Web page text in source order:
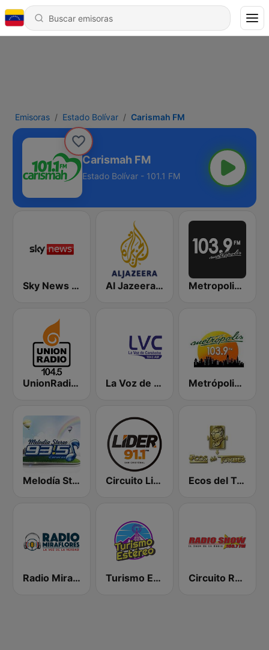
Emisoras Estado Bolívar Carismah FM
Carismah FM
Estado Bolívar - 101.1 FM
Sky News Radio Al Jazeera Arabic (قناة الجزيرة) Metropolis 103.9 FM
UnionRadio 104.5 La Voz de Carabobo Metrópolis 103.9 FM
Melodía Stereo Circuito Lider San Cristóbal Ecos del Torbes
Radio Miraflores Turismo Estereo Merida Venezuela Circuito Radio Show - Maracay